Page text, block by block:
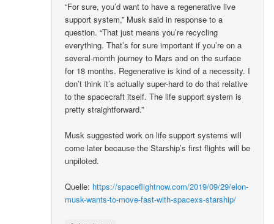
“For sure, you’d want to have a regenerative live
support system,” Musk said in response to a
question. “That just means you’re recycling
everything. That’s for sure important if you’re on a
several-month journey to Mars and on the surface
for 18 months. Regenerative is kind of a necessity. I
don’t think it’s actually super-hard to do that relative
to the spacecraft itself. The life support system is
pretty straightforward.”
Musk suggested work on life support systems will
come later because the Starship’s first flights will be
unpiloted.
Quelle: https://spaceflightnow.com/2019/09/29/elon-
musk-wants-to-move-fast-with-spacexs-starship/